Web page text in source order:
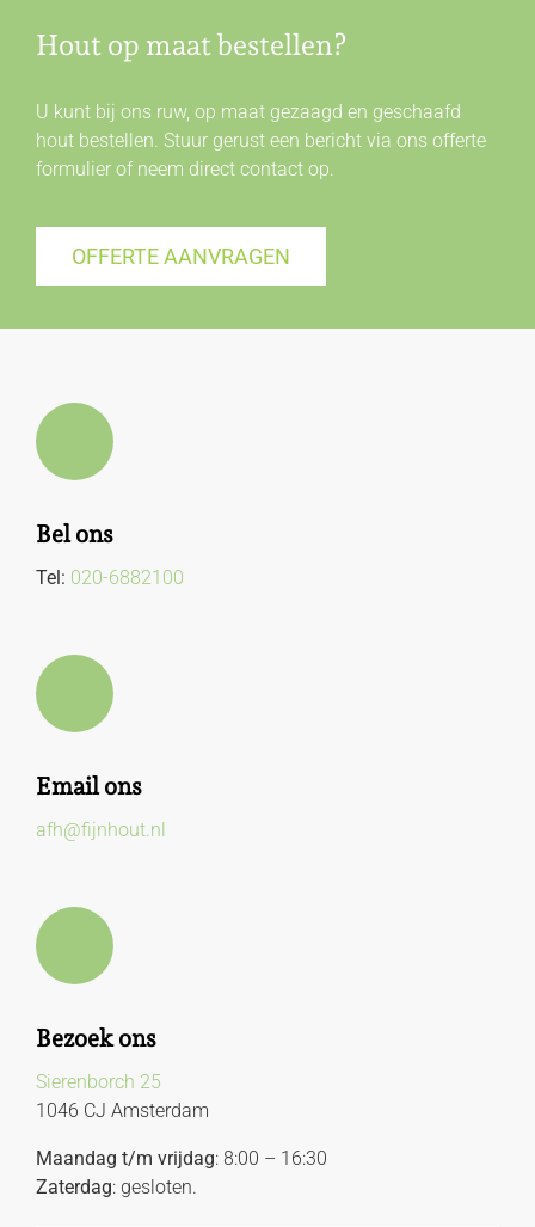
Hout op maat bestellen?
U kunt bij ons ruw, op maat gezaagd en geschaafd
hout bestellen. Stuur gerust een bericht via ons offerte
formulier of neem direct contactop.
OFFERTE AANVRAGEN
Bel ons
Tel: 020-6882100
Email ons
afh@fijnhout.nl
Bezoek ons
Sierenborch 25
1046 CJ Amsterdam
Maandag t/m vrijdag: 8:00 – 16:30
Zaterdag: gesloten.